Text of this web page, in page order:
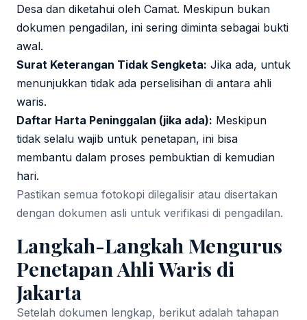
Desa dan diketahui oleh Camat. Meskipun bukan
dokumen pengadilan, ini sering diminta sebagai bukti
awal.
Surat Keterangan Tidak Sengketa: Jika ada, untuk
menunjukkan tidak ada perselisihan di antara ahli
waris.
Daftar Harta Peninggalan (jika ada): Meskipun
tidak selalu wajib untuk penetapan, ini bisa
membantu dalam proses pembuktian di kemudian
hari.
Pastikan semua fotokopi dilegalisir atau disertakan
dengan dokumen asli untuk verifikasi di pengadilan.
Langkah-Langkah Mengurus
Penetapan Ahli Waris di
Jakarta
Setelah dokumen lengkap, berikut adalah tahapan